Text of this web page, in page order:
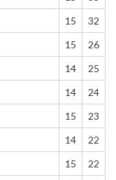
15 32
15 26
14 25
14 24
15 23
14 22
15 22